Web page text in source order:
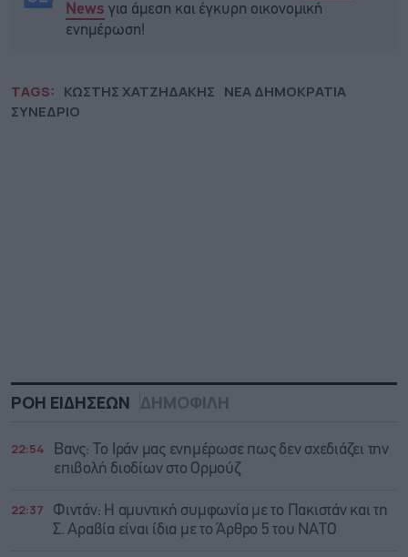
News για άμεση και έγκυρη οικονομική
ενημέρωση!
TAGS: ΚΩΣΤΗΣ ΧΑΤΖΗΔΑΚΗΣ ΝΕΑ ΔΗΜΟΚΡΑΤΙΑ
ΣΥΝΕΔΡΙΟ
ΡΟΗ ΕΙΔΗΣΕΩΝ ΔΗΜΟΦΙΛΗ
22:54
Βανς: Το Ιράν μας ενημέρωσε πως δεν σχεδιάζει την
επιβολή διοδίων στο Ορμούζ
22:37
Φιντάν: Η αμυντική συμφωνία με το Πακιστάν και τη
Σ. Αραβία είναι ίδια με τo Άρθρο 5 του ΝΑΤΟ